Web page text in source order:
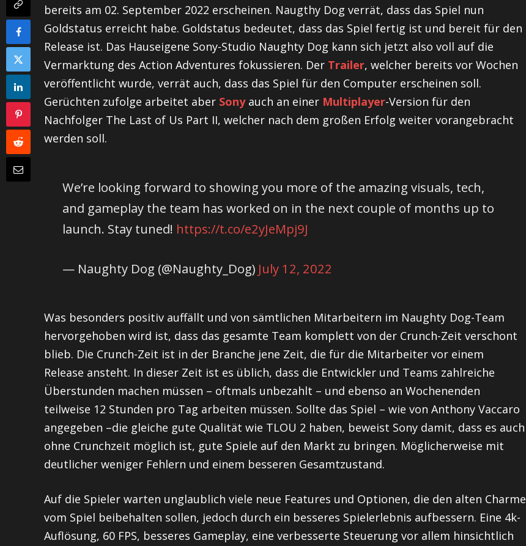
bereits am 02. September 2022 erscheinen. Naugthy Dog verrät, dass das Spiel nun
Goldstatus erreicht habe. Goldstatus bedeutet, dass das Spiel fertig ist und bereit für den
Release ist. Das Hauseigene Sony-Studio Naughty Dog kann sich jetzt also voll auf die
Vermarktung des Action Adventures fokussieren. Der Trailer, welcher bereits vor Wochen
veröffentlicht wurde, verrät auch, dass das Spiel für den Computer erscheinen soll.
Gerüchten zufolge arbeitet aber Sonyauch an einer Multiplayer-Version für den
Nachfolger The Last of Us Part II, welcher nach dem großen Erfolg weiter vorangebracht
werden soll.
We’re looking forward to showing you more of the amazing visuals, tech,
and gameplay the team has worked on in the next couple of months up to
launch. Stay tuned! https://t.co/e2yJeMpj9J
— Naughty Dog (@Naughty_Dog) July 12, 2022
Was besonders positiv auffällt und von sämtlichen Mitarbeitern im Naughty Dog-Team
hervorgehoben wird ist, dass das gesamte Team komplett von der Crunch-Zeit verschont
blieb. Die Crunch-Zeit ist in der Branche jene Zeit, die für die Mitarbeiter vor einem
Release ansteht. In dieser Zeit ist es üblich, dass die Entwickler und Teams zahlreiche
Überstunden machen müssen – oftmals unbezahlt – und ebenso an Wochenenden
teilweise 12 Stunden pro Tag arbeiten müssen. Sollte das Spiel – wie von Anthony Vaccaro
angegeben –die gleiche gute Qualität wie TLOU 2 haben, beweist Sony damit, dass es auch
ohne Crunchzeit möglich ist, gute Spiele auf den Markt zu bringen. Möglicherweise mit
deutlicher weniger Fehlern und einem besseren Gesamtzustand.
Auf die Spieler warten unglaublich viele neue Features und Optionen, die den alten Charme
vom Spiel beibehalten sollen, jedoch durch ein besseres Spielerlebnis aufbessern. Eine 4k-
Auflösung, 60 FPS, besseres Gameplay, eine verbesserte Steuerung vor allem hinsichtlich